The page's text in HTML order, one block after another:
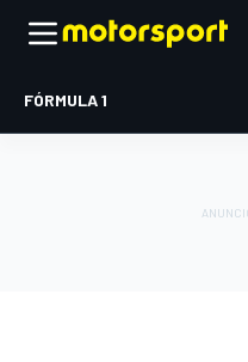
FÓRMULA 1